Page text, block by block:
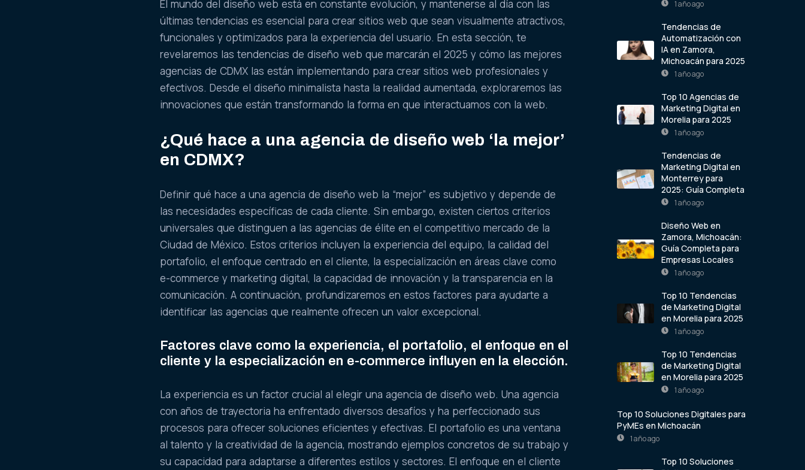
El mundo del diseño web está en constante evolución, y mantenerse al día con las
últimas tendencias es esencial para crear sitios web que sean visualmente atractivos,
funcionales y optimizados para la experiencia del usuario. En esta sección, te
revelaremos las tendencias de diseño web que marcarán el 2025 y cómo las mejores
agencias de CDMX las están implementando para crear sitios web profesionales y
efectivos. Desde el diseño minimalista hasta la realidad aumentada, exploraremos las
innovaciones que están transformando la forma en que interactuamos con la web.
¿Qué hace a una agencia de diseño web ‘la mejor’
en CDMX?
Definir qué hace a una agencia de diseño web la “mejor” es subjetivo y depende de
las necesidades específicas de cada cliente. Sin embargo, existen ciertos criterios
universales que distinguen a las agencias de élite en el competitivo mercado de la
Ciudad de México. Estos criterios incluyen la experiencia del equipo, la calidad del
portafolio, el enfoque centrado en el cliente, la especialización en áreas clave como
e-commerce y marketing digital, la capacidad de innovación y la transparencia en la
comunicación. A continuación, profundizaremos en estos factores para ayudarte a
identificar las agencias que realmente ofrecen un valor excepcional.
Factores clave como la experiencia, el portafolio, el enfoque en el
cliente y la especialización en e-commerce influyen en la elección.
La experiencia es un factor crucial al elegir una agencia de diseño web. Una agencia
con años de trayectoria ha enfrentado diversos desafíos y ha perfeccionado sus
procesos para ofrecer soluciones eficientes y efectivas. El portafolio es una ventana
al talento y la creatividad de la agencia, mostrando ejemplos concretos de su trabajo y
su capacidad para adaptarse a diferentes estilos y sectores. El enfoque en el cliente
1 año ago
Tendencias de
Automatización con
IA en Zamora,
Michoacán para 2025
1 año ago
Top 10 Agencias de
Marketing Digital en
Morelia para 2025
1 año ago
Tendencias de
Marketing Digital en
Monterrey para
2025: Guía Completa
1 año ago
Diseño Web en
Zamora, Michoacán:
Guía Completa para
Empresas Locales
1 año ago
Top 10 Tendencias
de Marketing Digital
en Morelia para 2025
1 año ago
Top 10 Tendencias
de Marketing Digital
en Morelia para 2025
1 año ago
Top 10 Soluciones Digitales para
PyMEs en Michoacán
1 año ago
Top 10 Soluciones